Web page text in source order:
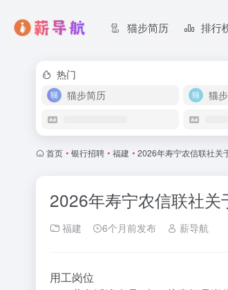
猫步简历 排行
热门
猫步简历
猫
首页 • 银行招聘 • 福建 • 2026年寿宁农信联社关
2026年寿宁农信联社
福建 6个月前发布 薪导航
用工岗位